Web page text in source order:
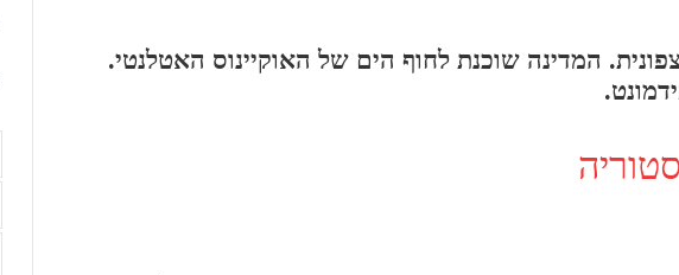
המדינה שוכנת לחוף הים של האוקיינוס האטלנטי.